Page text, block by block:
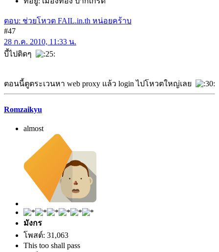
ตอบ: ช่วยโหวต FAIL.in.th หน่อยคร้าบ
#47
28 ก.ค. 2010, 11:33 น.
บี้ไปติดๆ
ตอนนี้ตูตระเวนหา web proxy แล้ว login ไปโหวตใหญ่เลย
Romzaikyu
almost
มังกร
โพสต์: 31,063
This too shall pass